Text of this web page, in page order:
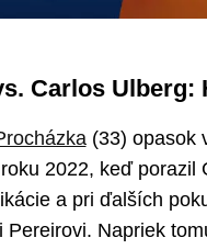
Carlos Ulberg:
(33) opasok
2022, keď porazil
a pri ďalších
Pereirovi. Napriek